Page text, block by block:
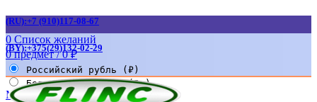
(RU):+7 (910)117-08-67
(BY):+375(29)132-02-29
0 Список желаний
0предмет / 0₽
Российский рубль (₽)
Белорусский рубль (Br)
Меню